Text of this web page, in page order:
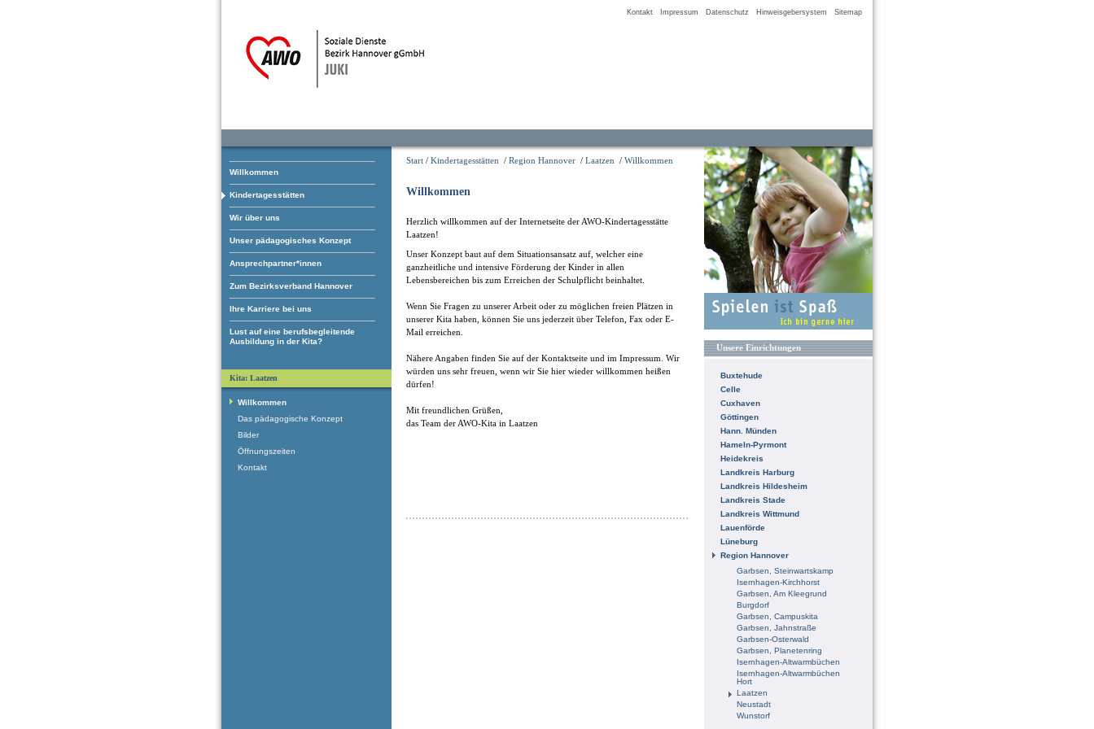
Kontakt Impressum Datenschutz Hinweisgebersystem Sitemap
Willkommen
Kindertagesstätten
Wir über uns
Unser pädagogisches Konzept
Ansprechpartner*innen
Zum Bezirksverband Hannover
Ihre Karriere bei uns
Lust auf eine berufsbegleitende
Ausbildung in der Kita?
Start / Kindertagesstätten / Region Hannover / Laatzen / Willkommen
Willkommen
Herzlich willkommen auf der Internetseite der AWO-Kindertagesstätte
Laatzen!
Unser Konzept baut auf dem Situationsansatz auf, welcher eine
ganzheitliche und intensive Förderung der Kinder in allen
Lebensbereichen bis zum Erreichen der Schulpflicht beinhaltet.
Wenn Sie Fragen zu unserer Arbeit oder zu möglichen freien Plätzen in
unserer Kita haben, können Sie uns jederzeit über Telefon, Fax oder E-
Mail erreichen.
Nähere Angaben finden Sie auf der Kontaktseite und im Impressum. Wir
würden uns sehr freuen, wenn wir Sie hier wieder willkommen heißen
dürfen!
Mit freundlichen Grüßen,
das Team der AWO-Kita in Laatzen
Unsere Einrichtungen
Buxtehude
Celle
Cuxhaven
Göttingen
Hann. Münden
Hameln-Pyrmont
Heidekreis
Landkreis Harburg
Landkreis Hildesheim
Landkreis Stade
Landkreis Wittmund
Lauenförde
Lüneburg
Region Hannover
Garbsen, Steinwartskamp
Isernhagen-Kirchhorst
Garbsen, Am Kleegrund
Burgdorf
Garbsen, Campuskita
Garbsen, Jahnstraße
Garbsen-Osterwald
Garbsen, Planetenring
Isernhagen-Altwarmbüchen
Isernhagen-Altwarmbüchen
Hort
Laatzen
Neustadt
Wunstorf
Kita: Laatzen
Willkommen
Das pädagogische Konzept
Bilder
Öffnungszeiten
Kontakt